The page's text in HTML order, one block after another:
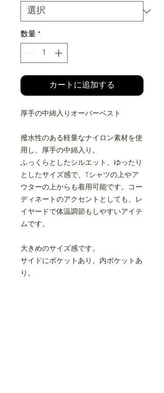
数量 *
カートに追加する
厚手の中綿入りオーバーベスト
撥水性のある軽量なナイロン素材を使
用し、厚手の中綿入り。
ふっくらとしたシルエット、ゆったり
としたサイズ感で、Tシャツの上やア
ウターの上からも着用可能です。コー
ディネートのアクセントとしても、レ
イヤードで体温調節もしやすいアイテ
ムです。
大きめのサイズ感です。
サイドにポケットあり。内ポケットあ
り。